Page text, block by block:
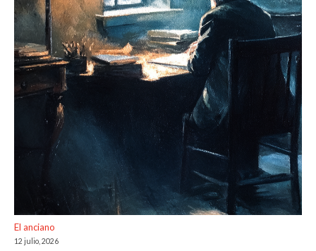
El anciano
12 julio, 2026